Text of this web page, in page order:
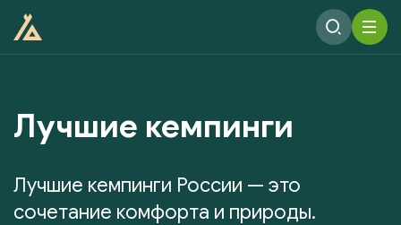
Лучшие кемпинги
Лучшие кемпинги России — это
сочетание комфорта и природы.